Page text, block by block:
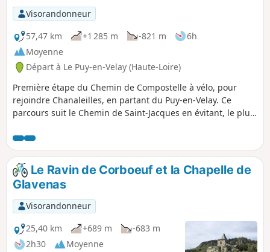
Visorandonneur
57,47 km
+1 285 m -821 m
6h
Moyenne
Départ à Le Puy-en-Velay (Haute-Loire)
Première étape du Chemin de Compostelle à vélo, pour
rejoindre Chanaleilles, en partant du Puy-en-Velay. Ce
parcours suit le Chemin de Saint-Jacques en évitant, le plus
pèlerins à pied. Il y a, toutefois, quelques passages
techniques qu'il est possible d'éviter en prenant la route.
Le Ravin de Corboeuf et la Chapelle de
Glavenas
Visorandonneur
25,40 km
+689 m
-683 m
2h30
Moyenne